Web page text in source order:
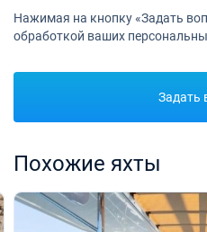
Нажимая на кнопку «Задать
обработкой ваших
Задать
Похожие яхты